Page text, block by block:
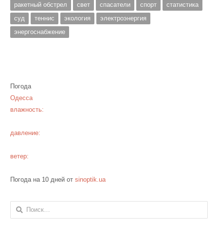
ракетный обстрел
свет спасатели спорт
статистика
суд
теннис экология
электроэнергия
энергоснабжение
Погода
Одесса
влажность:
давление:
ветер:
Погода на 10 дней от sinoptik.ua
Найти: